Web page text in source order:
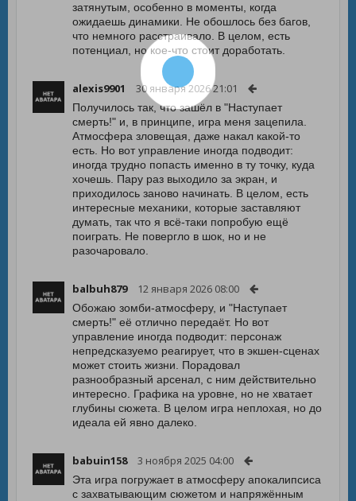
затянутым, особенно в моменты, когда
ожидаешь динамики. Не обошлось без багов,
что немного расстраивало. В целом, есть
потенциал, но кое-что стоит доработать.
alexis9901 30 января 2026 21:01
Получилось так, что зашёл в "Наступает
смерть!" и, в принципе, игра меня зацепила.
Атмосфера зловещая, даже накал какой-то
есть. Но вот управление иногда подводит:
иногда трудно попасть именно в ту точку, куда
хочешь. Пару раз выходило за экран, и
приходилось заново начинать. В целом, есть
интересные механики, которые заставляют
думать, так что я всё-таки попробую ещё
поиграть. Не повергло в шок, но и не
разочаровало.
balbuh879 12 января 2026 08:00
Обожаю зомби-атмосферу, и "Наступает
смерть!" её отлично передаёт. Но вот
управление иногда подводит: персонаж
непредсказуемо реагирует, что в экшен-сценах
может стоить жизни. Порадовал
разнообразный арсенал, с ним действительно
интересно. Графика на уровне, но не хватает
глубины сюжета. В целом игра неплохая, но до
идеала ей явно далеко.
babuin158 3 ноября 2025 04:00
Эта игра погружает в атмосферу апокалипсиса
с захватывающим сюжетом и напряжённым